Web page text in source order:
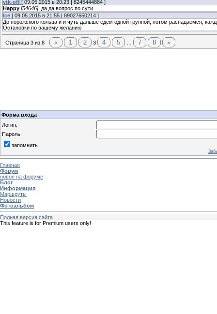
vtk-off [ 09.05.2015 в 20:23 | 8245444884 ]
Happy [54646], да да вопрос по сути
Ice [ 09.05.2015 в 21:55 | 89027650214 ]
До порожского кольца и и чуть дальше едем одной группой, потом распадаемся,
Остановки по вашему желанию
Страница 3 из 8 « 1 2 3 4 5 7 8 »
Форма входа
Логин:
Пароль:
запомнить
Главная
Форум
новое на форуме
Блог
Информация
Маршруты
Новости
Фотоальбом
Полная версия сайта
This feature is for Premium users only!